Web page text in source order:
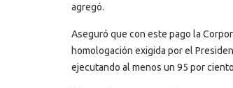
agregó.
Aseguró que con este pago la
homologación exigida por el
ejecutando al menos un 95 por